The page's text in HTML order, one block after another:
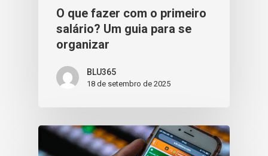
O que fazer com o primeiro
salário? Um guia para se
organizar
BLU365
18 de setembro de 2025